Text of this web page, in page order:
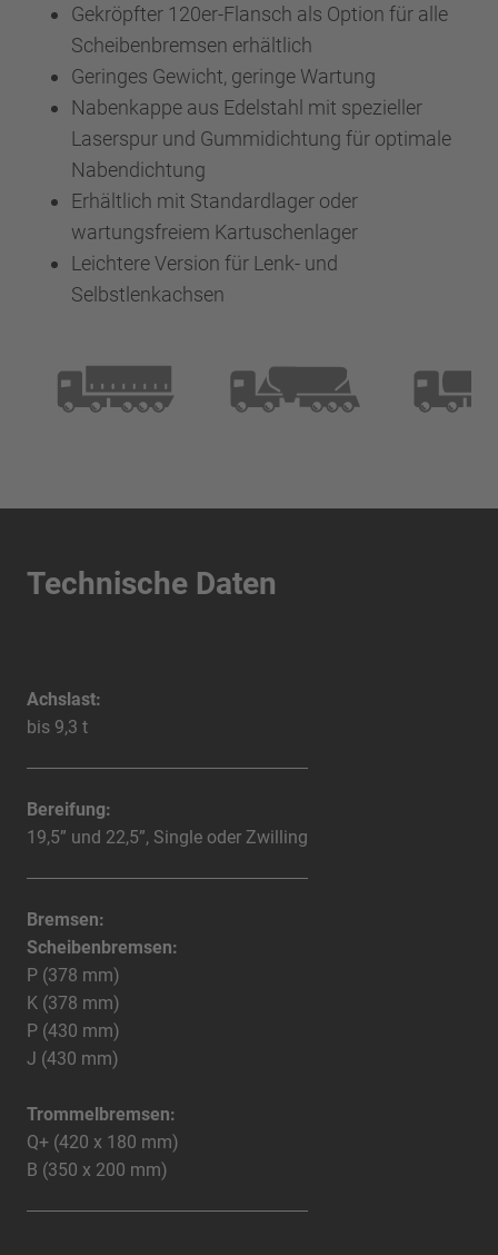
Gekröpfter 120er-Flansch als Option für alle
Scheibenbremsen erhältlich
Geringes Gewicht, geringe Wartung
Nabenkappe aus Edelstahl mit spezieller
Laserspur und Gummidichtung für optimale
Nabendichtung
Erhältlich mit Standardlager oder
wartungsfreiem Kartuschenlager
Leichtere Version für Lenk- und
Selbstlenkachsen
Technische Daten
Achslast:
bis 9,3 t
Bereifung:
19,5” und 22,5”, Single oder Zwilling
Bremsen:
Scheibenbremsen:
P (378 mm)
K (378 mm)
P (430 mm)
J (430 mm)
Trommelbremsen:
Q+ (420 x 180 mm)
B (350 x 200 mm)